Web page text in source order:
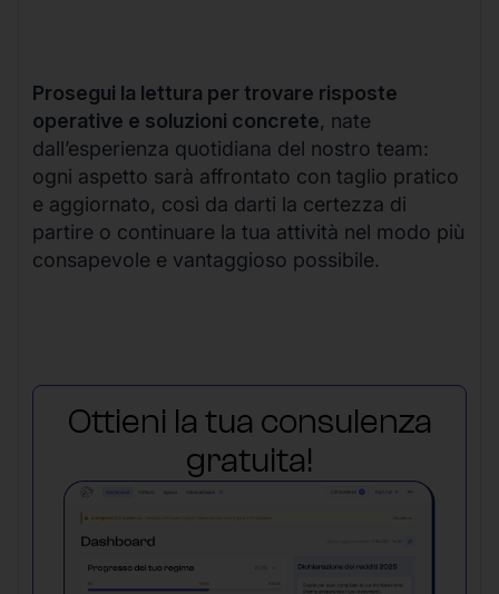
Prosegui la lettura per trovare risposte
operative e soluzioni concrete, nate
dall’esperienza quotidiana del nostro team:
ogni aspetto sarà affrontato con taglio pratico
e aggiornato, così da darti la certezza di
partire o continuare la tua attività nel modo più
consapevole e vantaggioso possibile.
Ottieni la tua consulenza
gratuita!